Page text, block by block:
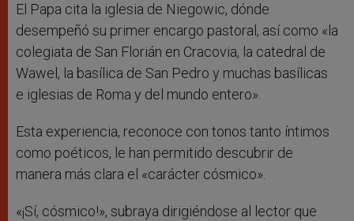
El Papa cita la iglesia de Niegowic, dónde
desempeñó su primer encargo pastoral, así como «la
colegiata de San Florián en Cracovia, la catedral de
Wawel, la basílica de San Pedro y muchas basílicas
e iglesias de Roma y del mundo entero».
Esta experiencia, reconoce con tonos tanto íntimos
como poéticos, le han permitido descubrir de
manera más clara el «carácter cósmico».
«¡Sí, cósmico!», subraya dirigiéndose al lector que